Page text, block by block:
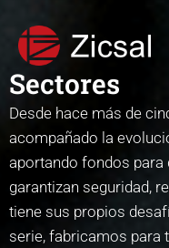
Sectores
Desde hace más de
acompañado la
aportando fondos para
garantizan seguridad,
tiene sus propios
serie, fabricamos para